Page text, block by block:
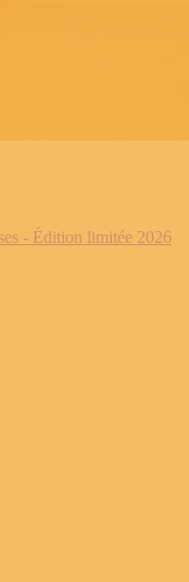
- Édition limitée 2026